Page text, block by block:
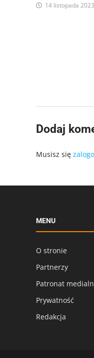
14 listopada 2023
Dodaj
Musisz się
MENU
O stronie
Partnerzy
Patronat
Prywatność
Redakcja